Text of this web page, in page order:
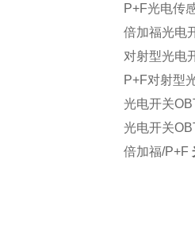
P+F光电传
倍加福光电
对射型光电
P+F对射型
光电开关
光电开关
倍加福/P+F